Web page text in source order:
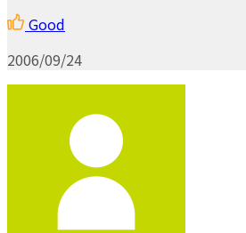
Good
2006/09/24